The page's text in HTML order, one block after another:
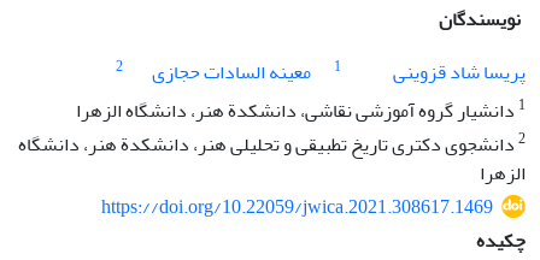
نویسندگان
پریسا شاد قزوینی
1 معینه السادات حجازی
2
1 دانشیار گروه آموزشی نقاشی، دانشکدة هنر، دانشگاه الزهرا
2دانشجوی دکتری تاریخ تطبیقی و تحلیلی هنر، دانشکدة هنر، دانشگاه
الزهرا
https://doi.org/10.22059/jwica.2021.308617.1469
چکیده